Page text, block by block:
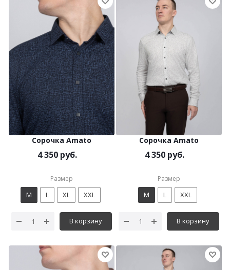
Сорочка Amato
4 350 руб.
Размер
M L XL XXL
В корзину
Сорочка Amato
4 350 руб.
Размер
M L XXL
В корзину